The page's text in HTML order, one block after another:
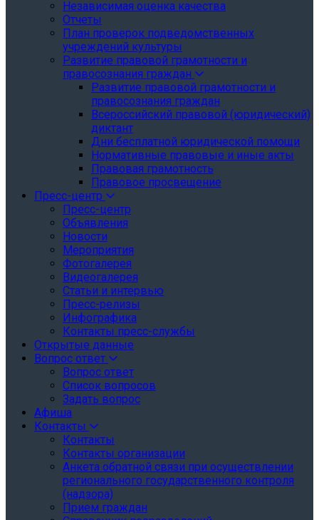
Независимая оценка качества
Отчеты
План проверок подведомственных
учреждений культуры
Развитие правовой грамотности и
правосознания граждан
Развитие правовой грамотности и
правосознания граждан
Всероссийский правовой (юридический)
диктант
Дни бесплатной юридической помощи
Нормативные правовые и иные акты
Правовая грамотность
Правовое просвещение
Пресс-центр
Пресс-центр
Объявления
Новости
Мероприятия
Фотогалерея
Видеогалерея
Статьи и интервью
Пресс-релизы
Инфографика
Контакты пресс-службы
Открытые данные
Вопрос ответ
Вопрос ответ
Список вопросов
Задать вопрос
Афиша
Контакты
Контакты
Контакты организации
Анкета обратной связи при осуществлении
регионального государственного контроля
(надзора)
Прием граждан